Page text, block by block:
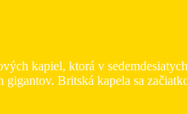
kapiel, ktorá v
Britská kapela sa